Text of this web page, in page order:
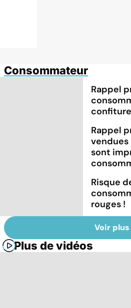
Consommateur
Rappel
Rappel
sont
Risque
rouges !
Voir plus
Plus de vidéos